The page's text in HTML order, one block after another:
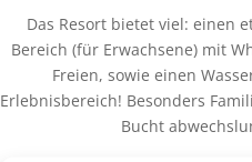
Das Resort bietet viel: einen
Bereich (für Erwachsene) mit
Freien, sowie einen
Erlebnisbereich! Besonders
Bucht